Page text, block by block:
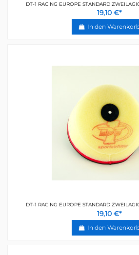
DT-1 RACING EUROPE STANDARD
19,10 €*
In den
DT-1 RACING EUROPE STANDARD
19,10 €*
In den